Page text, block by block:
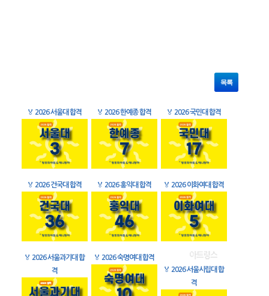
목록
🏅 2026 서울대 합격 🏅 2026 한예종 합격 🏅 2026 국민대 합격
🏅 2026 건국대 합격 🏅 2026 홍익대 합격 🏅 2026 이화여대 합격
🏅 2026 서울과기대 합
격
🏅 2026 숙명여대 합격
🏅 2026 서울시립대 합
격